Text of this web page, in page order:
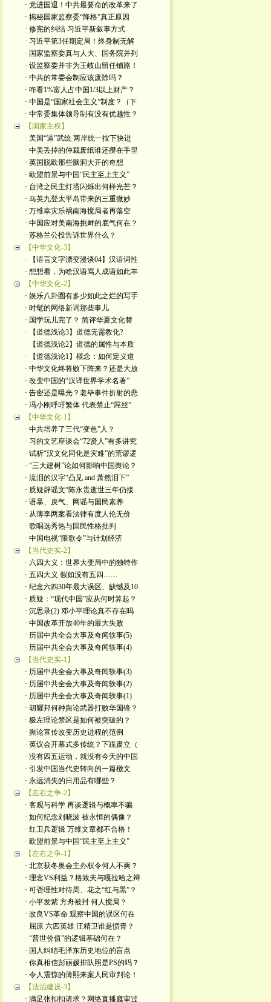
· 党进国退！中共最要命的改革来了
· 揭秘国家监察委“降格”真正原因
· 修宪的纠结 习近平新叙事方式
· 习近平第3任期定局！终身制无解
· 国家监察委真与人大、国务院并列
· 设监察委并非为王岐山留任铺路！
· 中共的常委会制应该废除吗？
· 咋看1%富人占中国1/3以上财产？
· 中国是“国家社会主义”制度？（下
· 中常委集体领导制有没有优越性？
【国家主权】
· 美国“逼”武统 两岸统一按下快进
· 中美丢掉的仲裁废纸谁还攒在手里
· 英国脱欧那些脑洞大开的奇想
· 欧盟前景与中国“民主至上主义”
· 台湾之民主灯塔闪烁出何样光芒？
· 马英九登太平岛带来的三重微妙
· 万维幸灾乐祸南海搅局者再落空
· 中国应对美南海挑衅的底气何在？
· 苏格兰公投告诉世界什么？
【中华文化-3】
· 【语言文字漂变漫谈04】汉语词性
· 想想看，为啥汉语骂人成语如此丰
【中华文化-2】
· 娱乐八卦圈有多少如此之烂的写手
· 时髦的网络新词那些事儿
· 国学玩儿完了？ 简评华夏文化替
· 【道德浅论3】道德无需教化?
· 【道德浅论2】道德的属性与本质
· 【道德浅论1】概念：如何定义道
· 中华文化终将败下阵来？还是大放
· 改变中国的“汉译世界学术名著”
· 告密还是曝光？老毕事件折射的悲
· 冯小刚呼吁繁体 代表禁止“屌丝”
【中华文化-1】
· 中共培养了三代“变色”人？
· 习的文艺座谈会“72贤人”有多讲究
· 试析“汉文化同化是灾难”的荒谬逻
· “三大建树”论如何影响中国舆论？
· 流泪的汉字“凸见 and 萧然泪下”
· 质疑辟谣文“陈永贵逝世三年仍接
· 语暴、戾气、网谣与国民素养
· 从薄李两案看法律有度人伦无价
· 歌唱选秀热与国民性格批判
· 中国电视“限歌令”与计划经济
【当代史实-2】
· 六四大义：世界大变局中的独特作
· 五四大义 假如没有五四……
· 纪念六四30年最大误区、缺憾及10
· 质疑：“现代中国”应从何时算起？
· 沉思录(2) 邓小平理论真不存在吗
· 中国改革开放40年的最大失败
· 历届中共全会大事及奇闻轶事(5)
· 历届中共全会大事及奇闻轶事(4)
【当代史实-1】
· 历届中共全会大事及奇闻轶事(3)
· 历届中共全会大事及奇闻轶事(2)
· 历届中共全会大事及奇闻轶事(1)
· 胡耀邦何种舆论武器打败华国锋？
· 极左理论禁区是如何被突破的？
· 舆论宣传改变历史进程的范例
· 英议会开幕式多传统？下跪肃立（
· 没有四五运动，就没有今天的中国
· 引发中国当代史转向的一篇檄文
· 永远消失的日用品有哪些？
【左右之争-2】
· 客观与科学 再谈逻辑与概率不骗
· 如何纪念刘晓波 被永恒的偶像？
· 红卫兵逻辑 万维文章都不合格！
· 欧盟前景与中国“民主至上主义”
【左右之争-1】
· 北京获冬奥会主办权令何人不爽？
· 理念VS利益？格致夫与嘎拉哈之辩
· 可否理性对待周、花之“红与黑”？
· 小平发紫 方舟被封 何人搅局？
· 改良VS革命 观察中国的误区何在
· 屈原 六四英雄 汪精卫谁是愤青？
· “普世价值”的逻辑基础何在？
· 国人纠结毛泽东历史地位的盲点
· 你真相信彭丽媛排队照是PS的吗？
· 令人震惊的薄熙来案人民审判论！
【法治建设-3】
· 满足张扣扣请求？网络直播庭审过